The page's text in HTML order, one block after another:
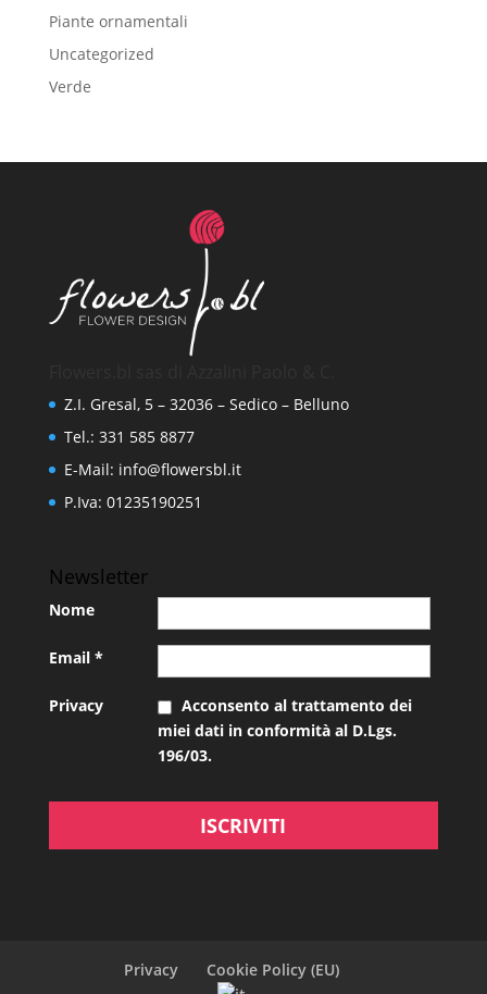
Piante ornamentali
Uncategorized
Verde
Z.I. Gresal, 5 – 32036 – Sedico – Belluno
Tel.: 331 585 8877
E-Mail: info@flowersbl.it
P.Iva: 01235190251
Newsletter
Nome
Email *
Privacy
Acconsento al trattamento dei
miei dati in conformità al D.Lgs.
196/03.
Privacy Cookie Policy (EU)